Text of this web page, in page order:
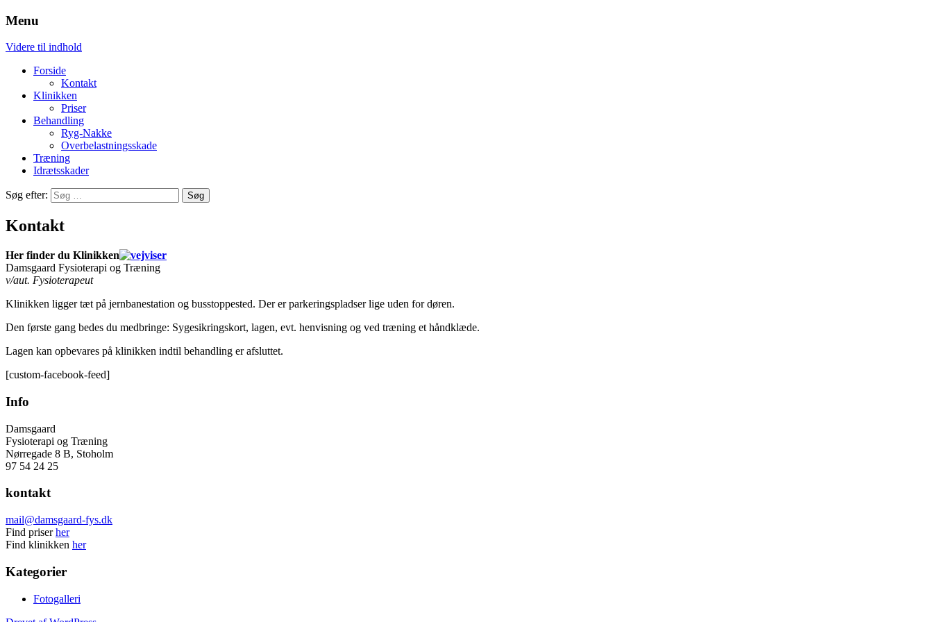
Damsgaard
Menu
Videre til indhold
Forside
Kontakt
Klinikken
Priser
Behandling
Ryg-Nakke
Overbelastningsskade
Træning
Idrætsskader
Søg efter:
Kontakt
Her finder du Klinikken
Damsgaard Fysioterapi og Træning
v/aut. Fysioterapeut
Klinikken ligger tæt på jernbanestation og busstoppested. Der er parkeringspladser lige uden for døren.
Den første gang bedes du medbringe: Sygesikringskort, lagen, evt. henvisning og ved træning et håndklæde.
Lagen kan opbevares på klinikken indtil behandling er afsluttet.
[custom-facebook-feed]
Info
Damsgaard
Fysioterapi og Træning
Nørregade 8 B, Stoholm
97 54 24 25
kontakt
mail@damsgaard-fys.dk
Find priserher
Find klinikken her
Kategorier
Fotogalleri